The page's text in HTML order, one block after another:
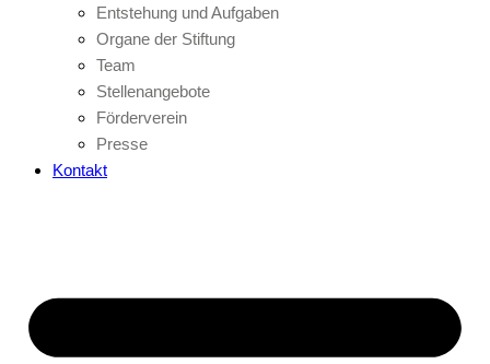
Entstehung und Aufgaben
Organe der Stiftung
Team
Stellenangebote
Förderverein
Presse
Kontakt